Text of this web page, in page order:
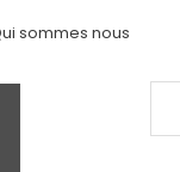
sommes nous